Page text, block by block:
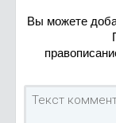
Вы можете